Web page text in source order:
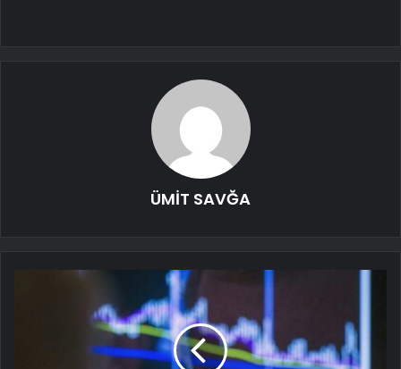
ÜMİT SAVĞA